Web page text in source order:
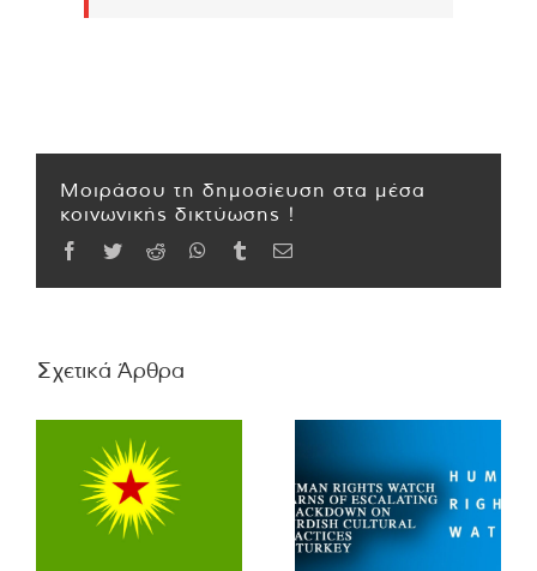
Μοιράσου τη δημοσίευση στα μέσα
κοινωνικής δικτύωσης !
Facebook
TwitterReddit WhatsApp
TumblrEmail
Σχετικά Άρθρα